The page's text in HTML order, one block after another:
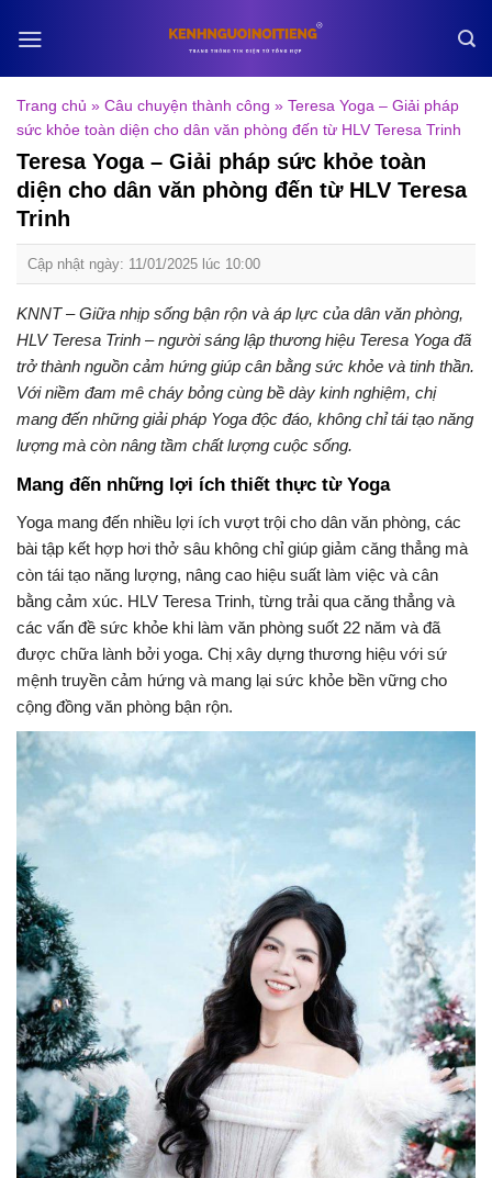
Trang chủ » Câu chuyện thành công » Teresa Yoga – Giải pháp
sức khỏe toàn diện cho dân văn phòng đến từ HLV Teresa Trinh
Teresa Yoga – Giải pháp sức khỏe toàn
diện cho dân văn phòng đến từ HLV Teresa
Trinh
Cập nhật ngày: 11/01/2025 lúc 10:00
KNNT – Giữa nhịp sống bận rộn và áp lực của dân văn phòng,
HLV Teresa Trinh – người sáng lập thương hiệu Teresa Yoga đã
trở thành nguồn cảm hứng giúp cân bằng sức khỏe và tinh thần.
Với niềm đam mê cháy bỏng cùng bề dày kinh nghiệm, chị
mang đến những giải pháp Yoga độc đáo, không chỉ tái tạo năng
lượng mà còn nâng tầm chất lượng cuộc sống.
Mang đến những lợi ích thiết thực từ Yoga
Yoga mang đến nhiều lợi ích vượt trội cho dân văn phòng, các
bài tập kết hợp hơi thở sâu không chỉ giúp giảm căng thẳng mà
còn tái tạo năng lượng, nâng cao hiệu suất làm việc và cân
bằng cảm xúc. HLV Teresa Trinh, từng trải qua căng thẳng và
các vấn đề sức khỏe khi làm văn phòng suốt 22 năm và đã
được chữa lành bởi yoga. Chị xây dựng thương hiệu với sứ
mệnh truyền cảm hứng và mang lại sức khỏe bền vững cho
cộng đồng văn phòng bận rộn.